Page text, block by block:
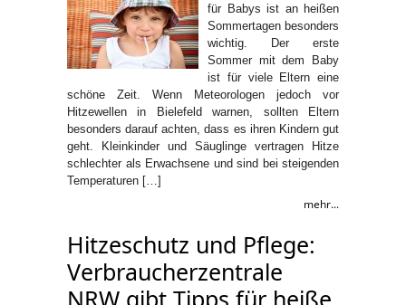
für Babys ist an heißen
Sommertagen besonders
wichtig. Der erste
Sommer mit dem Baby
ist für viele Eltern eine
schöne Zeit. Wenn Meteorologen jedoch vor
Hitzewellen in Bielefeld warnen, sollten Eltern
besonders darauf achten, dass es ihren Kindern gut
geht. Kleinkinder und Säuglinge vertragen Hitze
schlechter als Erwachsene und sind bei steigenden
Temperaturen […]
mehr...
Hitzeschutz und Pflege:
Verbraucherzentrale
NRW gibt Tipps für heiße